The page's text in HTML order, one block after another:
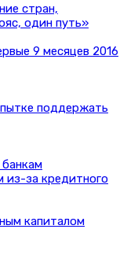
стран,
один путь»
9 месяцев 2016
поддержать
банкам
из-за кредитного
капиталом